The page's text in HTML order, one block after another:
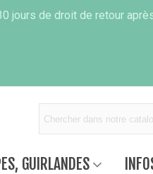
jours de droit de retour
GUIRLANDES